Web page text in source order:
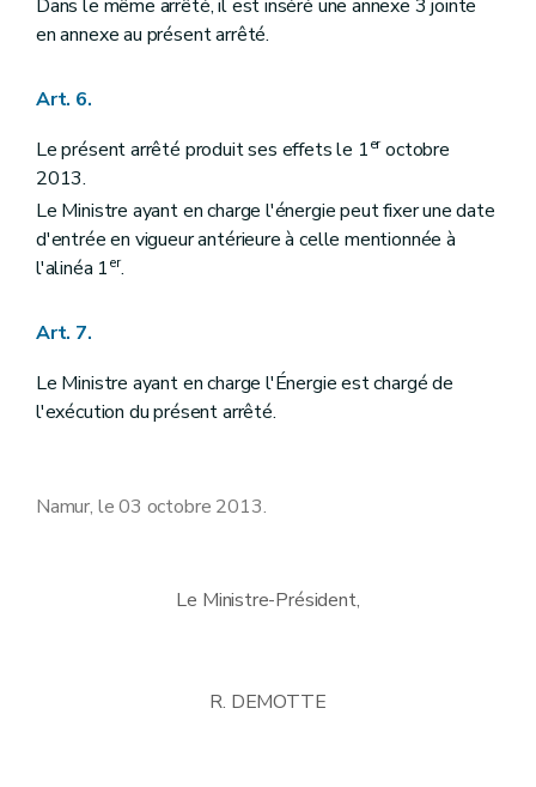
Dans le même arrêté, il est inséré une annexe 3 jointe
en annexe au présent arrêté.
Art. 6.
Le présent arrêté produit ses effets le 1eroctobre
2013.
Le Ministre ayant en charge l'énergie peut fixer une date
d'entrée en vigueur antérieure à celle mentionnée à
l'alinéa 1er.
Art. 7.
Le Ministre ayant en charge l'Énergie est chargé de
l'exécution du présent arrêté.
Namur, le 03 octobre 2013.
Le Ministre-Président,
R. DEMOTTE